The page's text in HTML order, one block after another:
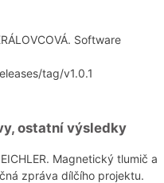
Software
tag/v1.0.1
ostatní výsledky
Magnetický tlumič a
zpráva dílčího projektu.